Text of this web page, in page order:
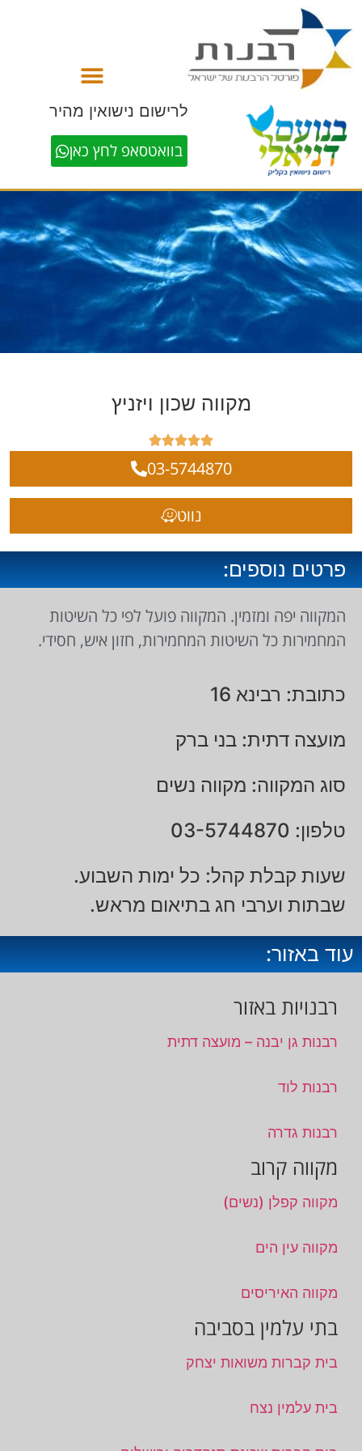
לרישום נישואין מהיר
בוואטסאפ לחץ כאן
מקווה שכון ויזניץ





03-5744870
נווט
פרטים נוספים:
המקווה יפה ומזמין. המקווה פועל לפי כל השיטות
המחמירות כל השיטות המחמירות, חזון איש, חסידי.
כתובת: רבינא 16
מועצה דתית: בני ברק
סוג המקווה: מקווה נשים
טלפון: 03-5744870
שעות קבלת קהל: כל ימות השבוע.
שבתות וערבי חג בתיאום מראש.
עוד באזור:
רבנויות באזור
רבנות גן יבנה – מועצה דתית
רבנות לוד
רבנות גדרה
מקווה קרוב
מקווה קפלן (נשים)
מקווה עין הים
מקווה האיריסים
בתי עלמין בסביבה
בית קברות משואות יצחק
בית עלמין נצח